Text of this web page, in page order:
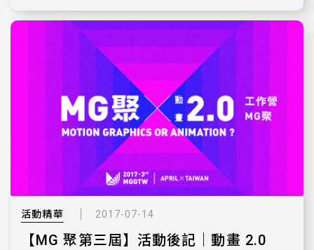
活動精華 2017-07-14
【MG 聚第三屆】活動後記｜動畫 2.0